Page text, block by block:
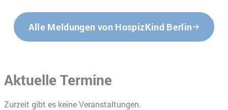
Alle Meldungen von HospizKind Berlin
Aktuelle Termine
Zurzeit gibt es keine Veranstaltungen.